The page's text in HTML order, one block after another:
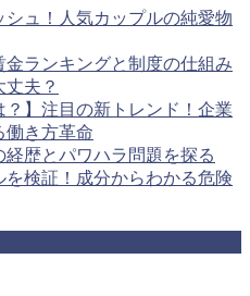
シュ！人気カップルの純愛物
金ランキングと制度の仕組み
夫？
？】注目の新トレンド！企業
働き方革命
歴とパワハラ問題を探る
を検証！成分からわかる危険